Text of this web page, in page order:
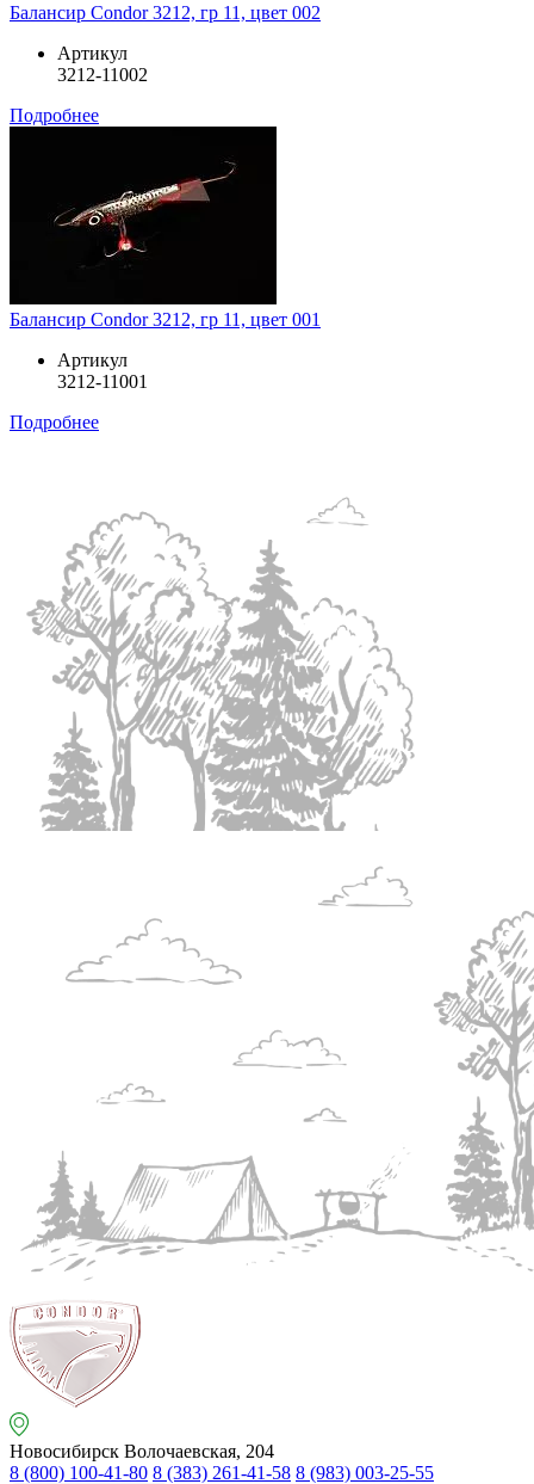
Балансир Condor 3212, гр 11, цвет 002
Артикул
3212-11002
Подробнее
Балансир Condor 3212, гр 11, цвет 001
Артикул
3212-11001
Подробнее
Новосибирск Волочаевская, 204
8 (800) 100-41-80 8 (383) 261-41-58 8 (983) 003-25-55